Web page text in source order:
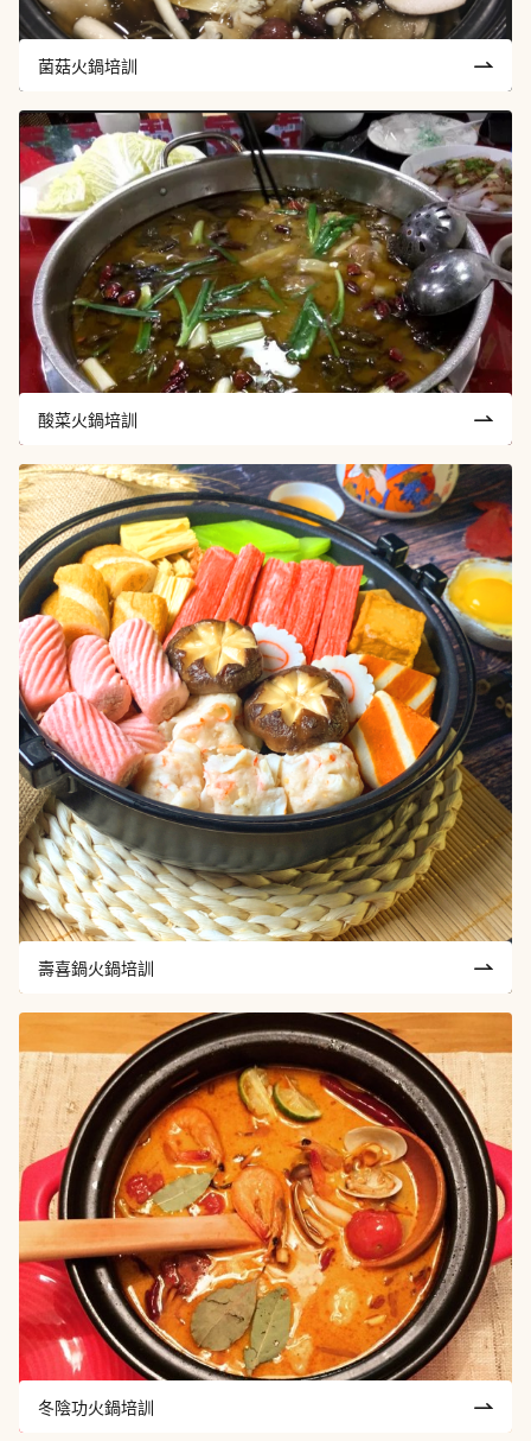
菌菇火鍋培訓
酸菜火鍋培訓
壽喜鍋火鍋培訓
冬陰功火鍋培訓